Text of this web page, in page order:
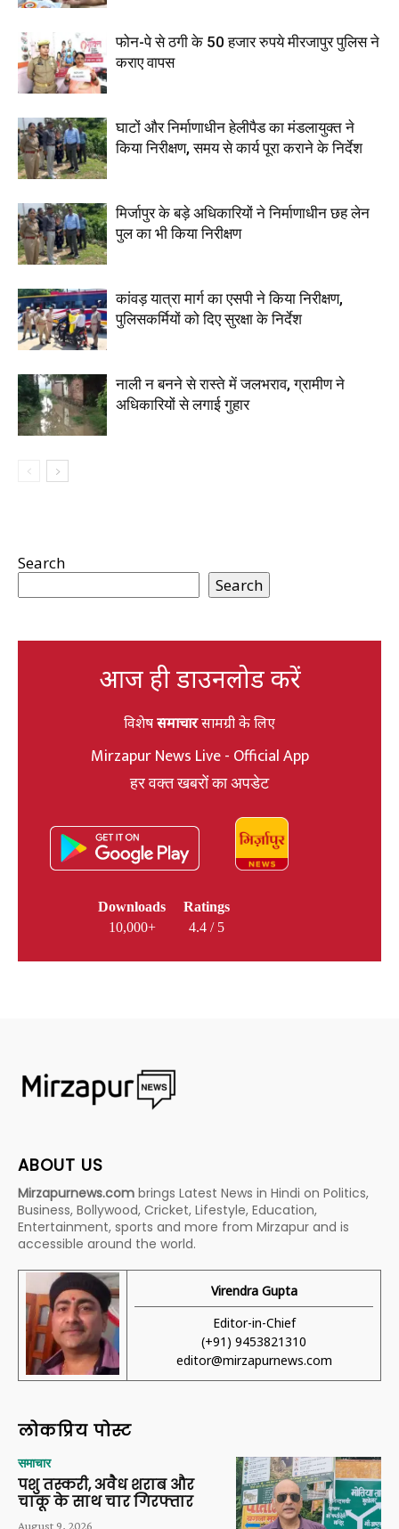
फोन-पे से ठगी के 50 हजार रुपये मीरजापुर पुलिस ने
कराए वापस
घाटों और निर्माणाधीन हेलीपैड का मंडलायुक्त ने
किया निरीक्षण, समय से कार्य पूरा कराने के निर्देश
मिर्जापुर के बड़े अधिकारियों ने निर्माणाधीन छह लेन
पुल का भी किया निरीक्षण
कांवड़ यात्रा मार्ग का एसपी ने किया निरीक्षण,
पुलिसकर्मियों को दिए सुरक्षा के निर्देश
नाली न बनने से रास्ते में जलभराव, ग्रामीण ने
अधिकारियों से लगाई गुहार
Search
Search
आज ही डाउनलोड करें
विशेषसमाचारसामग्री के लिए
Mirzapur News Live - Official App
हर वक्त खबरों का अपडेट
Downloads
10,000+
Ratings
4.4 / 5
ABOUT US
Mirzapurnews.com brings Latest News in Hindi on Politics,
Business, Bollywood, Cricket, Lifestyle, Education,
Entertainment, sports and more from Mirzapur and is
accessible around the world.
Virendra Gupta
Editor-in-Chief
(+91) 9453821310
editor@mirzapurnews.com
लोकप्रिय पोस्ट
समाचार
पशु तस्करी, अवैध शराब और
चाकू के साथ चार गिरफ्तार
August 9, 2026